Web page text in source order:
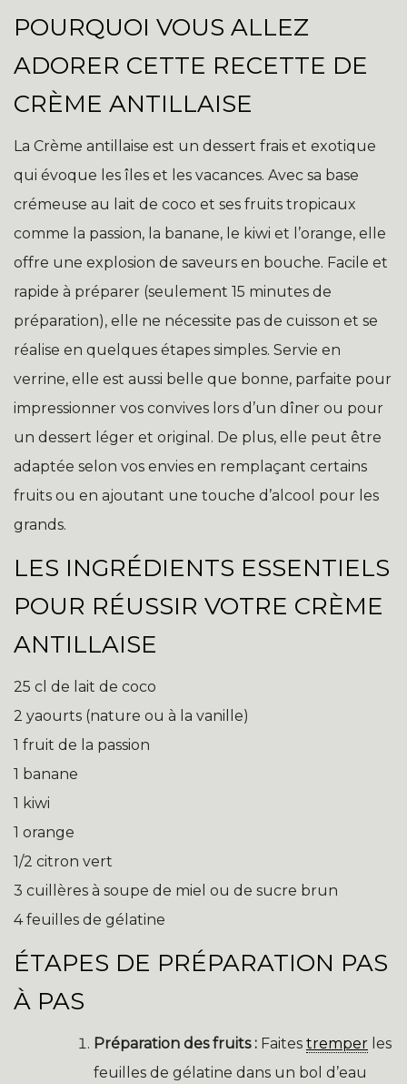
POURQUOI VOUS ALLEZ
ADORER CETTE RECETTE DE
CRÈME ANTILLAISE
La Crème antillaise est un dessert frais et exotique
qui évoque les îles et les vacances. Avec sa base
crémeuse au lait de coco et ses fruits tropicaux
comme la passion, la banane, le kiwi et l’orange, elle
offre une explosion de saveurs en bouche. Facile et
rapide à préparer (seulement 15 minutes de
préparation), elle ne nécessite pas de cuisson et se
réalise en quelques étapes simples. Servie en
verrine, elle est aussi belle que bonne, parfaite pour
impressionner vos convives lors d’un dîner ou pour
un dessert léger et original. De plus, elle peut être
adaptée selon vos envies en remplaçant certains
fruits ou en ajoutant une touche d’alcool pour les
grands.
LES INGRÉDIENTS ESSENTIELS
POUR RÉUSSIR VOTRE CRÈME
ANTILLAISE
25 cl de lait de coco
2 yaourts (nature ou à la vanille)
1 fruit de la passion
1 banane
1 kiwi
1 orange
1/2 citron vert
3 cuillères à soupe de miel ou de sucre brun
4 feuilles de gélatine
ÉTAPES DE PRÉPARATION PAS
À PAS
Préparation des fruits : Faites tremper les
feuilles de gélatine dans un bol d’eau